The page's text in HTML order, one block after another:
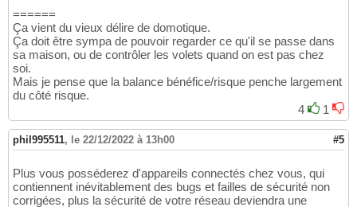
======
Ça vient du vieux délire de domotique.
Ça doit être sympa de pouvoir regarder ce qu'il se passe dans
sa maison, ou de contrôler les volets quand on est pas chez
soi.
Mais je pense que la balance bénéfice/risque penche largement
du côté risque.
4
1
phil995511, le 22/12/2022 à 13h00 #5
Plus vous posséderez d'appareils connectés chez vous, qui
contiennent inévitablement des bugs et failles de sécurité non
corrigées, plus la sécurité de votre réseau deviendra une